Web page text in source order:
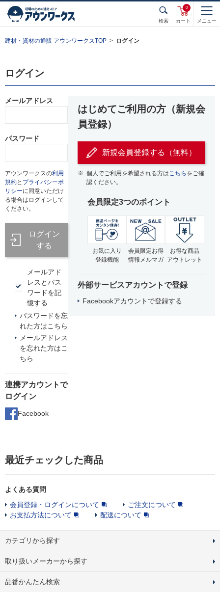
検索 カート
0
メニュー
建材・資材の通販 アウンワークスTOP ログイン
ログイン
メールアドレス
パスワード
アウンワークスの利用
規約と プライバシーポ
リシーに同意いただけ
る場合はログインして
ください。
ログイン
する
メールアド
レスとパス
ワードを記
憶する
パスワードを忘
れた方はこちら
メールアドレス
を忘れた方はこ
ちら
連携アカウントで
ログイン
Facebook
はじめてご利用の方（新規会
員登録）
新規会員登録する（無料）
※ 個人でご利用を希望される方はこちら をご確
認ください。
会員限定3つのポイント
お気に入り
登録機能
会員限定お得
情報メルマガ
お得な商品
アウトレット
外部サービスアカウントで登録
Facebookアカウントで登録する
最近チェックした商品
よくある質問
会員登録・ログインについて
ご注文について
お支払方法について
配送について
カテゴリから探す
取り扱いメーカーから探す
品番かんたん検索